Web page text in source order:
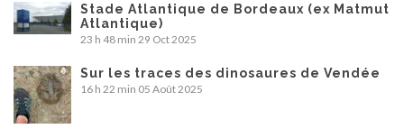
Stade Atlantique de Bordeaux (ex Matmut
Atlantique)
23 h 48 min 29 Oct 2025
Sur les traces des dinosaures de Vendée
16 h 22 min 05 Août 2025